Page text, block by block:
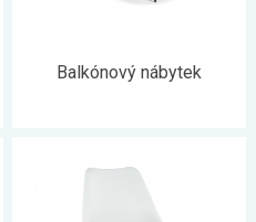
Balkónový nábytek